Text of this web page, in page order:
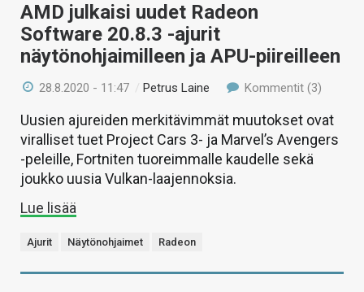
AMD julkaisi uudet Radeon
Software 20.8.3 -ajurit
näytönohjaimilleen ja APU-piireilleen
28.8.2020 - 11:47 /Petrus Laine Kommentit (3)
Uusien ajureiden merkitävimmät muutokset ovat
viralliset tuet Project Cars 3- ja Marvel’s Avengers
-peleille, Fortniten tuoreimmalle kaudelle sekä
joukko uusia Vulkan-laajennoksia.
Lue lisää
Ajurit Näytönohjaimet Radeon